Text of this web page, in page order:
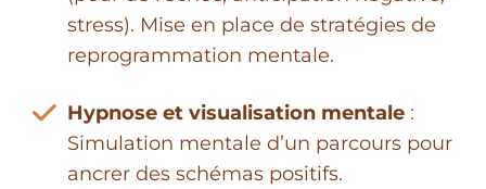
stress). Mise en place de stratégies de
reprogrammation mentale.
Hypnose et visualisation mentale :
Simulation mentale d’un parcours pour
ancrer des schémas positifs.